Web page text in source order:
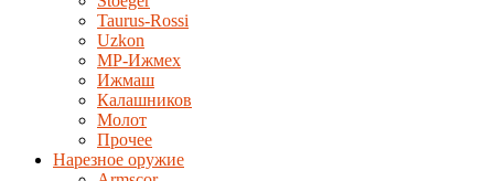
Taurus-Rossi
Uzkon
MP-Ижмех
Ижмаш
Калашников
Молот
Прочее
Нарезное оружие